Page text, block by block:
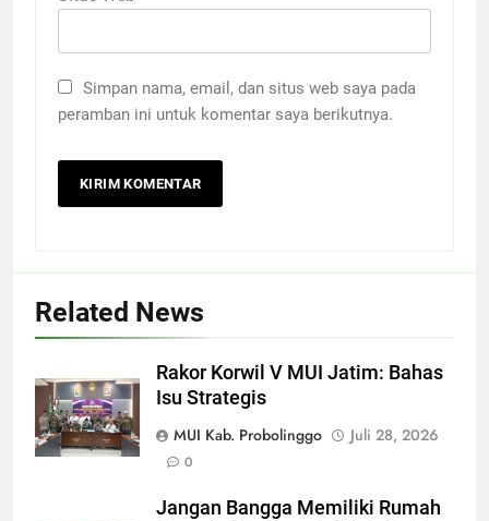
Simpan nama, email, dan situs web saya pada
peramban ini untuk komentar saya berikutnya.
Related News
Rakor Korwil V MUI Jatim: Bahas
Isu Strategis
MUI Kab. Probolinggo
Juli 28, 2026
0
Jangan Bangga Memiliki Rumah